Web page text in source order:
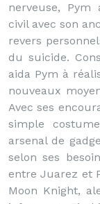
nerveuse,
civil avec son
revers
du suicide.
aida Pym à
nouveaux
Avec ses
simple
arsenal de
selon ses
entre Juarez et
Moon Knight,